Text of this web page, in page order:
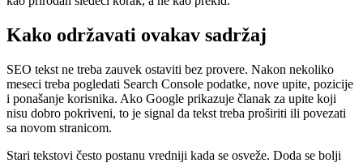
Kako održavati ovakav sadržaj
SEO tekst ne treba zauvek ostaviti bez provere. Nakon nekoliko
meseci treba pogledati Search Console podatke, nove upite, pozicije
i ponašanje korisnika. Ako Google prikazuje članak za upite koji
nisu dobro pokriveni, to je signal da tekst treba proširiti ili povezati
sa novom stranicom.
Stari tekstovi često postanu vredniji kada se osveže. Doda se bolji